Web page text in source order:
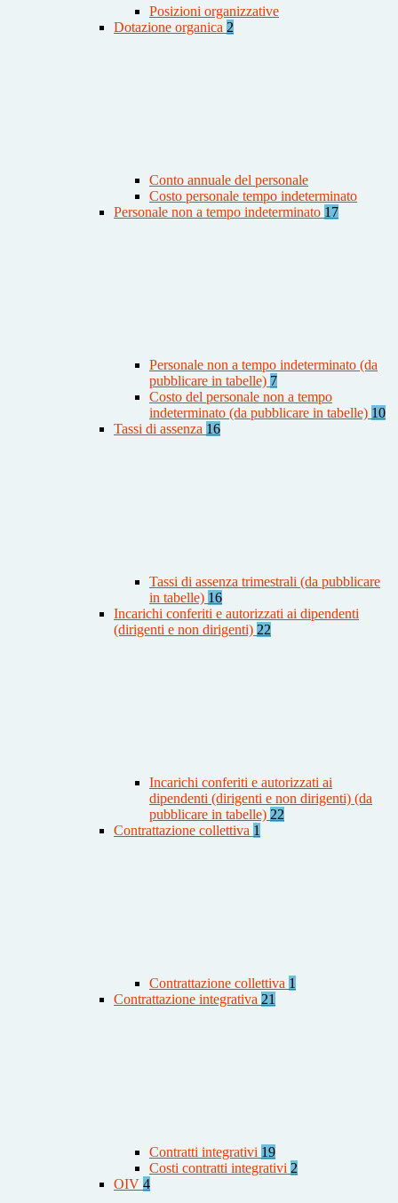
Posizioni organizzative
Dotazione organica 2
Conto annuale del personale
Costo personale tempo indeterminato
Personale non a tempo indeterminato 17
Personale non a tempo indeterminato (da
pubblicare in tabelle) 7
Costo del personale non a tempo
indeterminato (da pubblicare in tabelle) 10
Tassi di assenza 16
Tassi di assenza trimestrali (da pubblicare
in tabelle) 16
Incarichi conferiti e autorizzati ai dipendenti
(dirigenti e non dirigenti) 22
Incarichi conferiti e autorizzati ai
dipendenti (dirigenti e non dirigenti) (da
pubblicare in tabelle) 22
Contrattazione collettiva 1
Contrattazione collettiva 1
Contrattazione integrativa 21
Contratti integrativi 19
Costi contratti integrativi 2
OIV 4